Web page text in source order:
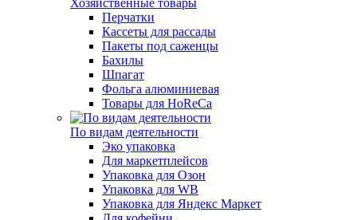
Хозяйственные товары
Перчатки
Кассеты для рассады
Пакеты под саженцы
Бахилы
Шпагат
Фольга алюминиевая
Товары для HoReCa
По видам деятельности
Эко упаковка
Для маркетплейсов
Упаковка для Озон
Упаковка для WB
Упаковка для Яндекс Маркет